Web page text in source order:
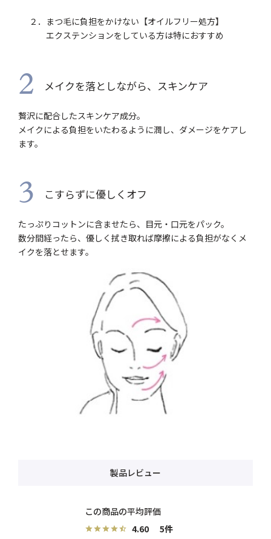
２．まつ毛に負担をかけない【オイルフリー処方】
エクステンションをしている方は特におすすめ
2 メイクを落としながら、スキンケア
贅沢に配合したスキンケア成分。
メイクによる負担をいたわるように潤し、ダメージをケアし
ます。
3 こすらずに優しくオフ
たっぷりコットンに含ませたら、目元・口元をパック。
数分間経ったら、優しく拭き取れば摩擦による負担がなくメ
イクを落とせます。
製品レビュー
4.60 5